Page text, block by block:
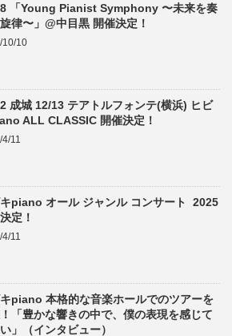
「Young Pianist Symphony 〜未来を奏
律〜」@中目黒 開催決定！
10/10
成城 12/13 テアトルフォンテ(横浜) ヒビ
ALL CLASSIC 開催決定！
11
piano オール ジャンル コンサート 2025
定！
11
piano 本格的な音楽ホールでのツアーを
「豊かな響きの中で、僕の表現を感じて
」（インタビュー）